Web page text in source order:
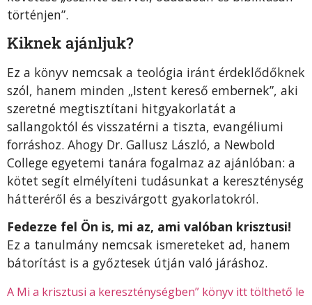
történjen”.
Kiknek ajánljuk?
Ez a könyv nemcsak a teológia iránt érdeklődőknek
szól, hanem minden „Istent kereső embernek”, aki
szeretné megtisztítani hitgyakorlatát a
sallangoktól és visszatérni a tiszta, evangéliumi
forráshoz. Ahogy Dr. Gallusz László, a Newbold
College egyetemi tanára fogalmaz az ajánlóban: a
kötet segít elmélyíteni tudásunkat a kereszténység
hátteréről és a beszivárgott gyakorlatokról.
Fedezze fel Ön is, mi az, ami valóban krisztusi!
Ez a tanulmány nemcsak ismereteket ad, hanem
bátorítást is a győztesek útján való járáshoz.
A Mi a krisztusi a kereszténységben” könyv itt tölthető le